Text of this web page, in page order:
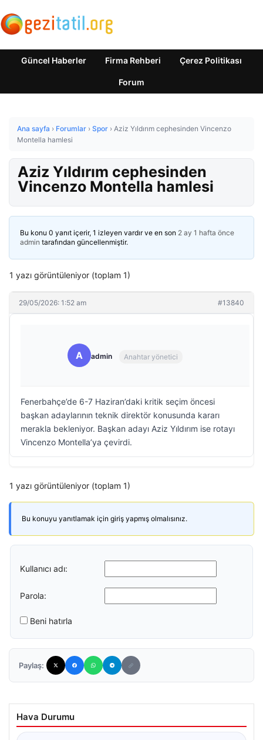
Güncel Haberler Firma Rehberi Çerez Politikası
Forum
Ana sayfa › Forumlar › Spor › Aziz Yıldırım cephesinden Vincenzo
Montella hamlesi
Aziz Yıldırım cephesinden
Vincenzo Montella hamlesi
Bu konu 0 yanıt içerir, 1 izleyen vardır ve en son 2 ay 1 hafta önce
admin tarafından güncellenmiştir.
1 yazı görüntüleniyor (toplam 1)
29/05/2026: 1:52 am #13840
A admin Anahtar yönetici
Fenerbahçe’de 6-7 Haziran’daki kritik seçim öncesi
başkan adaylarının teknik direktör konusunda kararı
merakla bekleniyor. Başkan adayı Aziz Yıldırım ise rotayı
Vincenzo Montella’ya çevirdi.
1 yazı görüntüleniyor (toplam 1)
Bu konuyu yanıtlamak için giriş yapmış olmalısınız.
Kullanıcı adı:
Parola:
Beni hatırla
Paylaş:
Hava Durumu